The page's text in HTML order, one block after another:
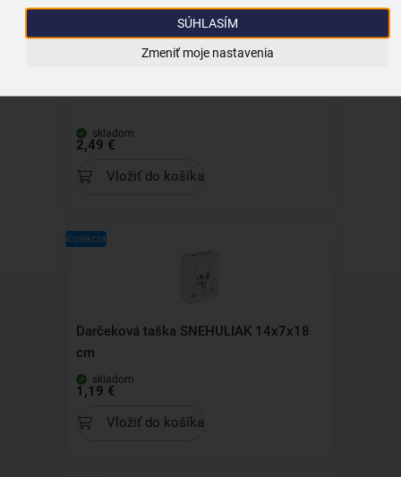
SÚHLASÍM
Zmeniť moje nastavenia
skladom
2,49 €
Vložiť do košíka
Kolekcia
Darčeková taška SNEHULIAK 14x7x18
cm
skladom
1,19 €
Vložiť do košíka